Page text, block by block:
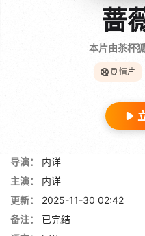
蔷
本片由茶杯
剧情片
导演：
内详
主演：
内详
更新：
2025-11-30 02:42
备注：
已完结